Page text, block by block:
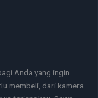
Anda yang ingin
membeli, dari kamera